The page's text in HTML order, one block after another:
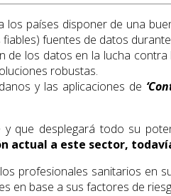
los países disponer de una
fuentes de datos
de los datos en la lucha contra
robustas.
y las aplicaciones de
que desplegará todo su
a este sector,
profesionales sanitarios en
en base a sus factores de